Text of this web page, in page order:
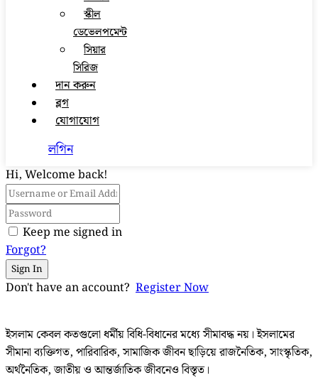
স্কীল
ডেভেলপমেন্ট
সিয়ার
সিরিজ
দান করুন
ব্লগ
যোগাযোগ
লগিন
Hi, Welcome back!
Keep me signed in
Forgot?
Sign In
Don't have an account? Register Now
ইসলাম কেবল কতগুলো ধর্মীয় বিধি-বিধানের মধ্যে সীমাবদ্ধ নয়। ইসলামের
সীমানা ব্যক্তিগত, পারিবারিক, সামাজিক জীবন ছাড়িয়ে রাজনৈতিক, সাংস্কৃতিক,
অর্থনৈতিক, জাতীয় ও আন্তর্জাতিক জীবনেও বিস্তৃত।